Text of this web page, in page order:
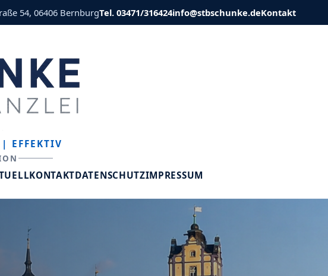
54, 06406 BernburgTel. 03471/316424info@stbschunke.deKontakt
| EFFEKTIV
KONTAKTDATENSCHUTZIMPRESSUM